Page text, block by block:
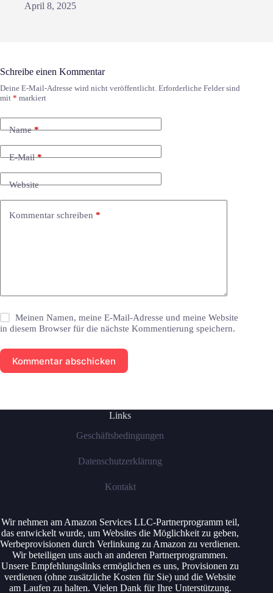
April 8, 2025
Schreibe einen Kommentar
Deine E-Mail-Adresse wird nicht veröffentlicht. Erforderliche Felder sind
mit * markiert
Name*
E-Mail*
Website
Kommentar schreiben *
Meinen Namen, meine E-Mail-Adresse und meine Website
in diesem Browser für die nächste Kommentierung speichern.
Kommentar abschicken
Links
Geschäftsbedingungen
Datenschutzerklärung
Kontakt
Wir nehmen am Amazon Services LLC-Partnerprogramm teil,
das entwickelt wurde, um Websites die Möglichkeit zu geben,
Werbeprovisionen durch Verlinkung zu Amazon zu verdienen.
Wir beteiligen uns auch an anderen Partnerprogrammen.
Unsere Empfehlungslinks ermöglichen es uns, Provisionen zu
verdienen (ohne zusätzliche Kosten für Sie) und die Website
am Laufen zu halten. Vielen Dank für Ihre Unterstützung.